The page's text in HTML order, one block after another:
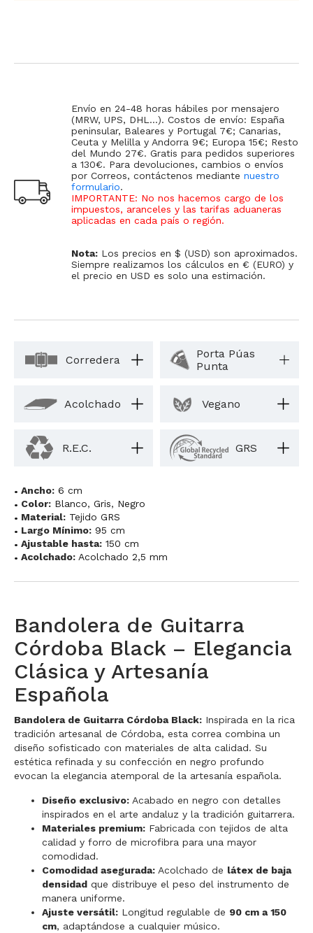
Envío en 24-48 horas hábiles por mensajero
(MRW, UPS, DHL...). Costos de envío: España
peninsular, Baleares y Portugal 7€; Canarias,
Ceuta y Melilla y Andorra 9€; Europa 15€; Resto
del Mundo 27€. Gratis para pedidos superiores
a 130€. Para devoluciones, cambios o envíos
por Correos, contáctenos mediante nuestro
formulario.
IMPORTANTE: No nos hacemos cargo de los
impuestos, aranceles y las tarifas aduaneras
aplicadas en cada país o región.
Nota: Los precios en $ (USD) son aproximados.
Siempre realizamos los cálculos en € (EURO) y
el precio en USD es solo una estimación.
Corredera
Porta Púas
Punta
Acolchado Vegano
R.E.C. GRS
Ancho: 6 cm
Color: Blanco, Gris, Negro
Material: Tejido GRS
Largo Mínimo: 95 cm
Ajustable hasta: 150 cm
Acolchado: Acolchado 2,5 mm
Bandolera de Guitarra
Córdoba Black – Elegancia
Clásica y Artesanía
Española
Bandolera de Guitarra Córdoba Black: Inspirada en la rica
tradición artesanal de Córdoba, esta correa combina un
diseño sofisticado con materiales de alta calidad. Su
estética refinada y su confección en negro profundo
evocan la elegancia atemporal de la artesanía española.
Diseño exclusivo: Acabado en negro con detalles
inspirados en el arte andaluz y la tradición guitarrera.
Materiales premium: Fabricada con tejidos de alta
calidad y forro de microfibra para una mayor
comodidad.
Comodidad asegurada: Acolchado de látex de baja
densidad que distribuye el peso del instrumento de
manera uniforme.
Ajuste versátil: Longitud regulable de 90 cm a 150
cm, adaptándose a cualquier músico.